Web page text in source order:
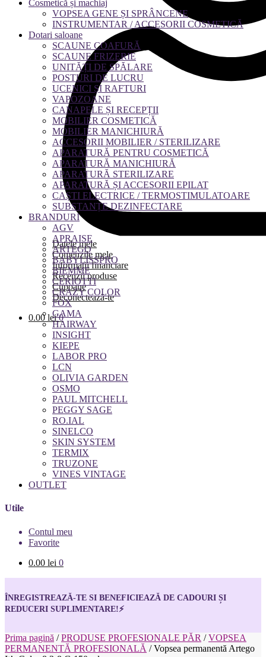
Datele mele
Comenzile mele
Informații financiare
Recenzii produse
Cupoane
Deconectează-te
0.00lei 0
Cosmetică și machiaj
VOPSEA GENE ȘI SPRÂNCENE
INSTRUMENTAR / ACCESORII COSMETICĂ
Dotari saloane
SCAUNE COAFURĂ
SCAUNE FRIZERIE
UNITĂȚI DE SPĂLARE
POSTURI DE LUCRU
UCENICI ȘI RAFTURI
VAPOZOANE
CANAPELE ȘI RECEPȚII
MOBILIER COSMETICĂ
MOBILIER MANICHIURĂ
ACCESORII MOBILIER / STERILIZARE
APARATURĂ PENTRU COSMETICĂ
APARATURĂ MANICHIURĂ
APARATURĂ STERILIZARE
APARATURĂ ȘI ACCESORII EPILAT
CAȘTI ELECTRICE / TERMOSTIMULATOARE
SUBSTANȚE DEZINFECTARE
BRANDURI
AGV
APRAISE
ARTEGO
BABYLISSPRO
BIEMME
CERIOTTI
CRAZY COLOR
FOX
GAMA
HAIRWAY
INSIGHT
KIEPE
LABOR PRO
LCN
OLIVIA GARDEN
OSMO
PAUL MITCHELL
PEGGY SAGE
RO.IAL
SINELCO
SKIN SYSTEM
TERMIX
TRUZONE
VINES VINTAGE
OUTLET
Utile
Contul meu
Favorite
0.00 lei 0
ÎNREGISTREAZĂ-TE SI BENEFICIEAZĂ DE CADOURI ȘI
REDUCERI SUPLIMENTARE!⚡
Prima pagină /PRODUSE PROFESIONALE PĂR /VOPSEA
PERMANENTĂ PROFESIONALĂ /Vopsea permanentă Artego